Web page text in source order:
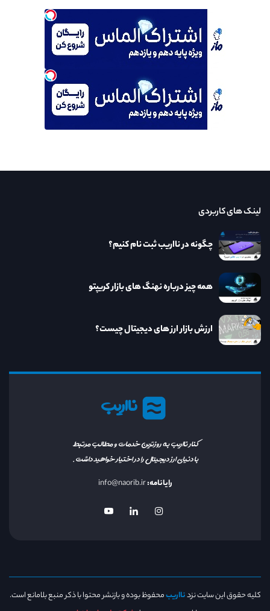
نااریب
کنار نااریب به روزترین خدمات و مطالب مرتبط
با دنیای ارز دیجیتال را در اختیار خواهید داشت.
رایانامه:info@naorib.ir
لینک های کاربردی
چگونه در نااریب ثبت نام کنیم؟
همه چیز درباره نهنگ های بازار کریپتو
ارزش بازار ارز های دیجیتال چیست؟
کلیه حقوق این سایت نزدنااریبمحفوظ بوده و بازنشر محتوا با ذکر منبع بلامانع است.